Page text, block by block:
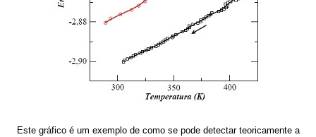
Este gráfico é um exemplo de como se pode detectar teoricamente a